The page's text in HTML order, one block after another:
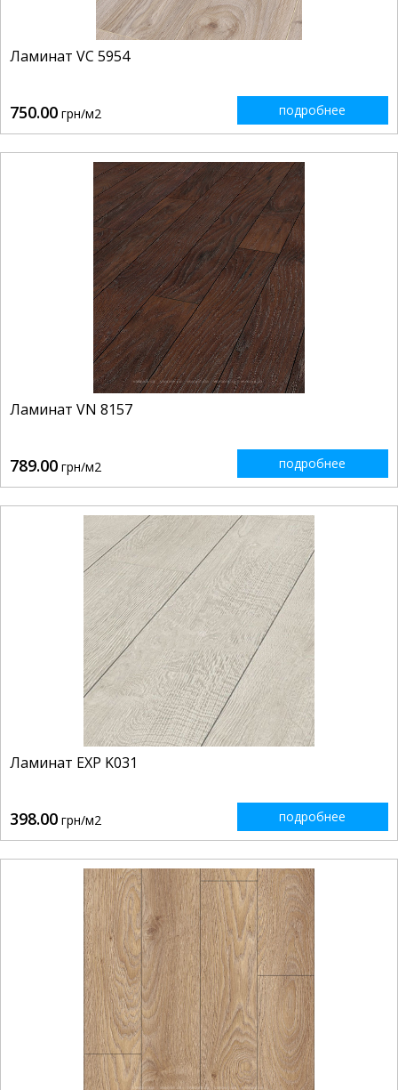
Ламинат VC 5954
750.00 грн/м2 подробнее
Ламинат VN 8157
789.00 грн/м2 подробнее
Ламинат EXP K031
398.00 грн/м2 подробнее